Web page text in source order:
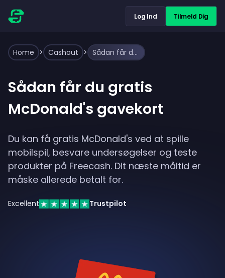
Log Ind Tilmeld Dig
Home > Cashout > Sådan får du gratis McDonald's gavekort
Sådan får du gratis
McDonald's gavekort
Du kan få gratis McDonald's ved at spille
mobilspil, besvare undersøgelser og teste
produkter på Freecash. Dit næste måltid er
måske allerede betalt for.
Excellent Trustpilot